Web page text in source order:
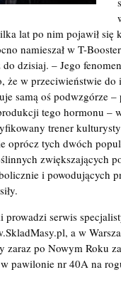
lat po nim pojawił się
namieszał w T-
dzisiaj. – Jego
że w przeciwieństwie do
samą oś podwzgórze
tego hormonu –
trener
oprócz tych dwóch
zwiększających
i powodujących
prowadzi serwis
a w
zaraz po Nowym Roku
pawilonie nr 40A na